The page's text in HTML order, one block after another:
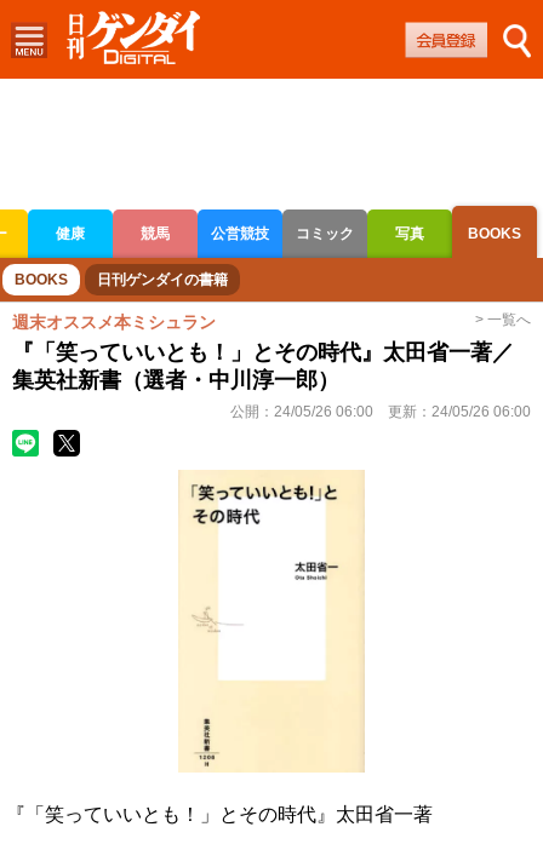
健康 競馬 公営競技 コミック 写真 BOOKS
ボートレース 競輪 オートレース
BOOKS 日刊ゲンダイの書籍
週末オススメ本ミシュラン > 一覧へ
『「笑っていいとも！」とその時代』太田省一著／
集英社新書（選者・中川淳一郎）
公開： 24/05/26 06:00 更新： 24/05/26 06:00
『「笑っていいとも！」とその時代』太田省一著